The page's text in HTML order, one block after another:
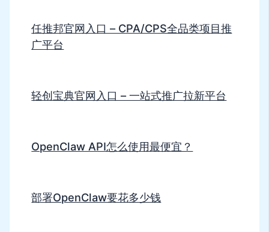
任推邦官网入口 – CPA/CPS全品类项目推
广平台
轻创宝典官网入口 – 一站式推广拉新平台
OpenClaw API怎么使用最便宜？
部署OpenClaw要花多少钱